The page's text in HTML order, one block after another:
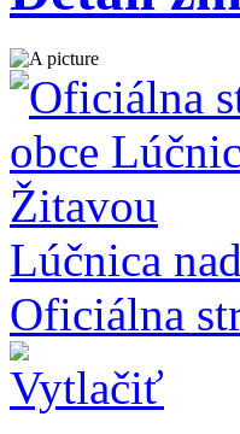
Lúčnica
Oficiálna